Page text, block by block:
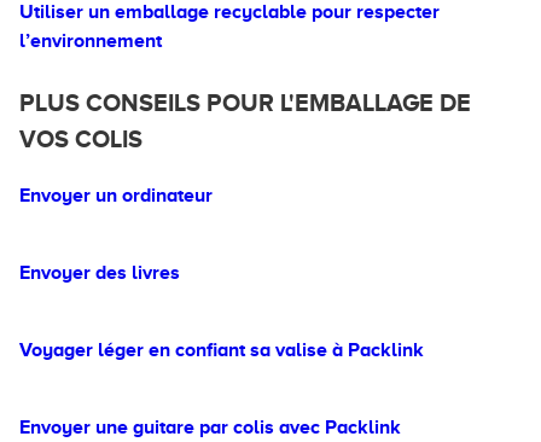
Utiliser un emballage recyclable pour respecter
l’environnement
PLUS CONSEILS POUR L'EMBALLAGE DE
VOS COLIS
Envoyer un ordinateur
Envoyer des livres
Voyager léger en confiant sa valise à Packlink
Envoyer une guitare par colis avec Packlink